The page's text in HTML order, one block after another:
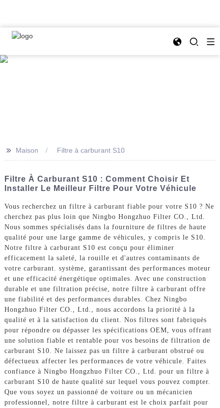
>> Maison Filtre à carburant S10
Filtre À Carburant S10 : Comment Choisir Et
Installer Le Meilleur Filtre Pour Votre Véhicule
Vous recherchez un filtre à carburant fiable pour votre S10 ? Ne
cherchez pas plus loin que Ningbo Hongzhuo Filter CO., Ltd.
Nous sommes spécialisés dans la fourniture de filtres de haute
qualité pour une large gamme de véhicules, y compris le S10.
Notre filtre à carburant S10 est conçu pour éliminer
efficacement la saleté, la rouille et d'autres contaminants de
votre carburant. système, garantissant des performances moteur
et une efficacité énergétique optimales. Avec une construction
durable et une filtration précise, notre filtre à carburant offre
une fiabilité et des performances durables. Chez Ningbo
Hongzhuo Filter CO., Ltd., nous accordons la priorité à la
qualité et à la satisfaction du client. Nos filtres sont fabriqués
pour répondre ou dépasser les spécifications OEM, vous offrant
une solution fiable et rentable pour vos besoins de filtration de
carburant S10. Ne laissez pas un filtre à carburant obstrué ou
défectueux affecter les performances de votre véhicule. Faites
confiance à Ningbo Hongzhuo Filter CO., Ltd. pour un filtre à
carburant S10 de haute qualité sur lequel vous pouvez compter.
Que vous soyez un passionné de voiture ou un mécanicien
professionnel, notre filtre à carburant est le choix parfait pour